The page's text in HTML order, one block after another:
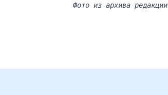
Фото из архива редакции